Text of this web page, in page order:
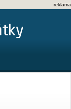
reklama